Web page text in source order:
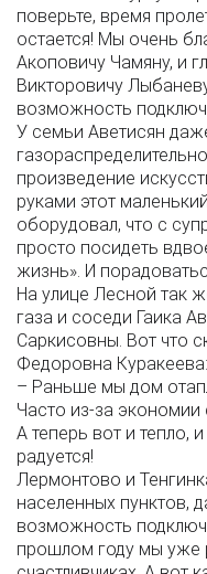
поверьте, время
остается! Мы очень
Акоповичу Чамяну, и
Викторовичу
возможность
У семьи Аветисян
произведение
руками этот
оборудовал, что с
просто посидеть
жизнь». И
На улице Лесной так
газа и соседи Гаика
Саркисовны. Вот что
Федоровна Куракеева:
– Раньше мы дом
Часто из-за экономии
А теперь вот и тепло,
радуется!
Лермонтово и
населенных пунктов,
возможность
прошлом году мы уже